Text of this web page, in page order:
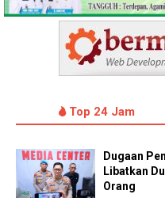
Top 24 Jam
Dugaan
Libatkan
Orang